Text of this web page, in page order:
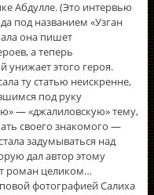
Абдулле. (Это интервью
под названием «Узган
она пишет
а теперь
унижает этого героя.
ту статью неискренне,
под руку
— «джалиловскую» тему,
своего знакомого —
задумываться над
дал автор этому
роман целиком…
фотографией Салиха